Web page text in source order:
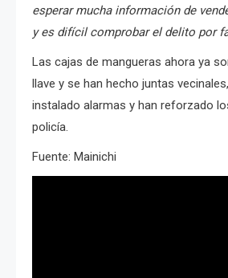
esperar mucha información de
y es difícil comprobar el delito por
Las cajas de mangueras ahora ya
llave y se han hecho juntas
instalado alarmas y han reforzado
policía.
Fuente: Mainichi